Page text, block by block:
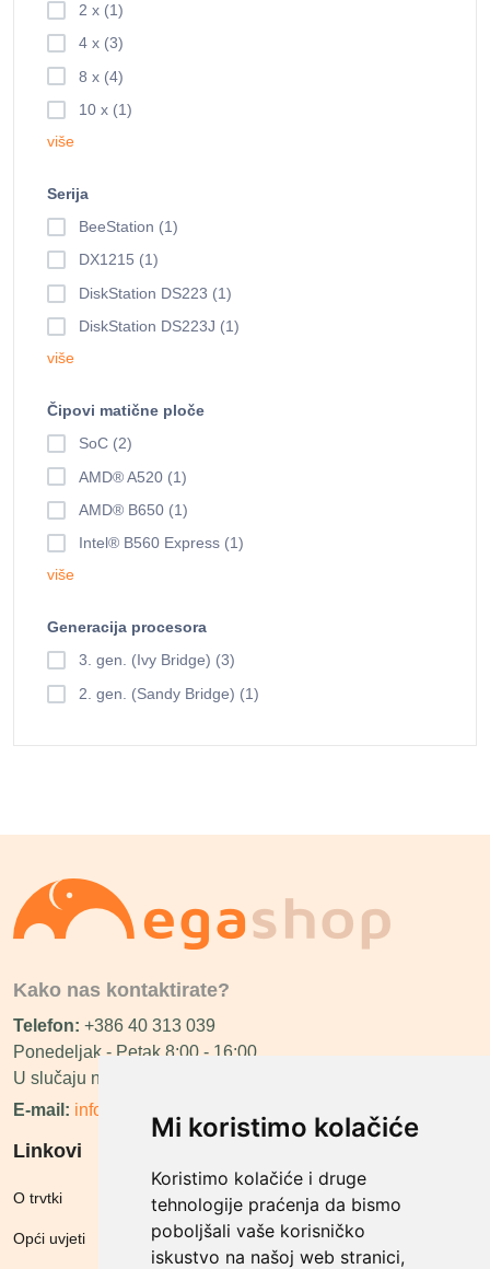
Mi koristimo kolačiće
Koristimo kolačiće i druge
tehnologije praćenja da bismo
poboljšali vaše korisničko
iskustvo na našoj web stranici,
2 x (1)
4 x (3)
8 x (4)
10 x (1)
više
Serija
BeeStation (1)
DX1215 (1)
DiskStation DS223 (1)
DiskStation DS223J (1)
više
Čipovi matične ploče
SoC (2)
AMD® A520 (1)
AMD® B650 (1)
Intel® B560 Express (1)
više
Generacija procesora
3. gen. (Ivy Bridge) (3)
2. gen. (Sandy Bridge) (1)
Kako nas kontaktirate?
Telefon: +386 40 313 039
Ponedeljak - Petak 8:00 - 16:00
U slučaju neraspoloživosti ćemo vas nazvati.
E-mail: info@megashop.hr
Linkovi
O trvtki
Opći uvjeti